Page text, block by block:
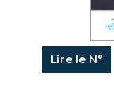
Lire le N°